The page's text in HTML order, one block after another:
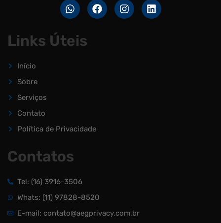
Links Úteis
Início
Sobre
Serviços
Contato
Política de Privacidade
Contatos
Tel: (16) 3916-3506
Whats: (11) 97828-8520
E-mail: contato@aegprivacy.com.br